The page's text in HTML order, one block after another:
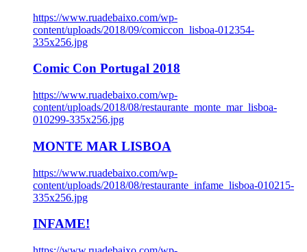
https://www.ruadebaixo.com/wp-
content/uploads/2018/09/comiccon_lisboa-012354-
335x256.jpg
Comic Con Portugal 2018
https://www.ruadebaixo.com/wp-
content/uploads/2018/08/restaurante_monte_mar_lisboa-
010299-335x256.jpg
MONTE MAR LISBOA
https://www.ruadebaixo.com/wp-
content/uploads/2018/08/restaurante_infame_lisboa-010215-
335x256.jpg
INFAME!